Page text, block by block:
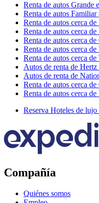
Renta de autos Grande
Renta de autos
Renta de autos cerca
Renta de autos cerca
Renta de autos cerca
Renta de autos cerca
Renta de autos cerca
Autos de renta de
Autos de renta de
Renta de autos cerca
Renta de autos cerca
Reserva Hoteles de
Compañía
Quiénes somos